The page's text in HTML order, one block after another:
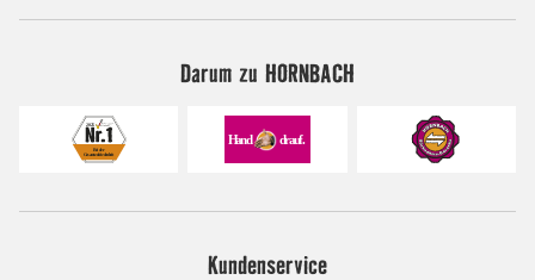
Darum zu HORNBACH
Kundenservice